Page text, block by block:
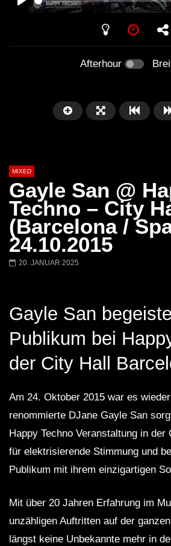
PLAY
Afterhour
Barbara Lago @ Kappa
FuturFestival 2024
MIXED
Gayle San @
Techno – City
(Barcelona /
24.10.2015
20. JANUAR 2025
Gayle San
Publikum bei
der City Hall
Am 24. Oktober 2015 war es
renommierte DJane Gayle San
Happy Techno Veranstaltung in
für elektrisierende Stimmung und
Publikum mit ihrem einzigartigen
Mit über 20 Jahren Erfahrung im
unzähligen Auftritten auf der
längst keine Unbekannte mehr in